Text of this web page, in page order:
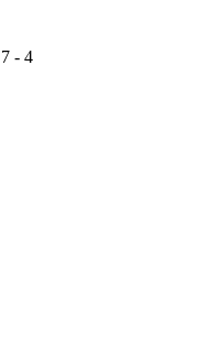
7 - 4